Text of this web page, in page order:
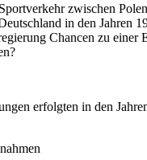
zwischen
in den Jahren
Chancen zu einer
erfolgten in den